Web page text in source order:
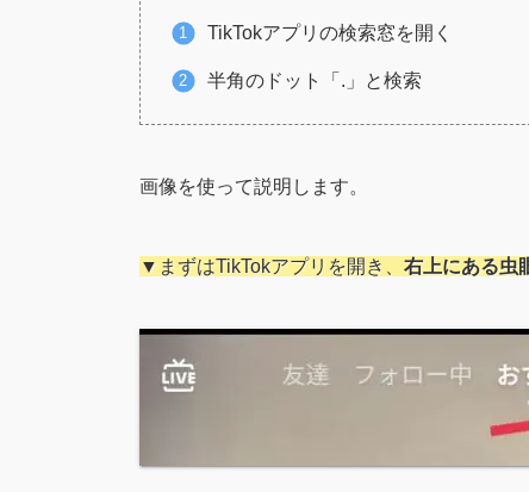
TikTokアプリの検索窓を開く
半角のドット「.」と検索
画像を使って説明します。
▼まずはTikTokアプリを開き、 右上にある虫